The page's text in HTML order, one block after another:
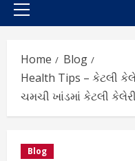
Primary
Home
Blog
Health Tips – કેટલી
ચમચી ખાંડમાં કેટલી
Blog